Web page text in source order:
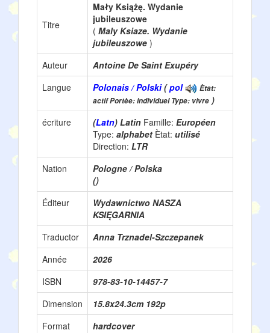
Titre
Mały Książę. Wydanie
jubileuszowe
( Maly Ksiaze. Wydanie
jubileuszowe )
Auteur
Antoine De Saint Exupéry
Langue
Polonais / Polski(pol
Ètat:
actif Portèe: individuel Type: vivre )
écriture
(Latn) Latin Famille: Européen
Type: alphabet Ètat: utilisé
Direction: LTR
Nation
Pologne / Polska
()
Éditeur
Wydawnictwo NASZA
KSIĘGARNIA
Traductor
Anna Trznadel-Szczepanek
Année
2026
ISBN
978-83-10-14457-7
Dimension
15.8x24.3cm 192p
Format
hardcover